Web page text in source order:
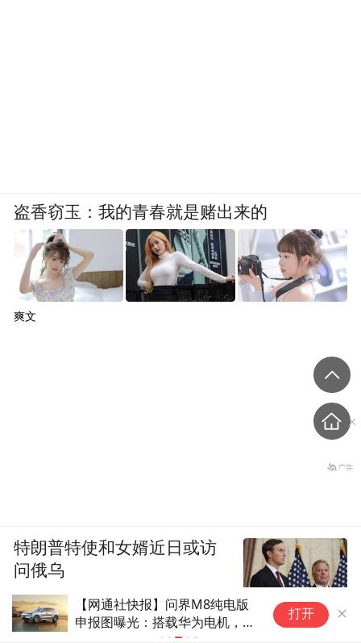
】问界M8纯电版
搭载华为电机，峰
东风猛士X700申报：纯电
最高244km，华为乾崑同步
打开
盗香窃玉：我的青春就是赌出来的
爽文
特朗普特使和女婿近日或访
问俄乌